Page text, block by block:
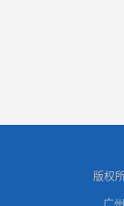
版权